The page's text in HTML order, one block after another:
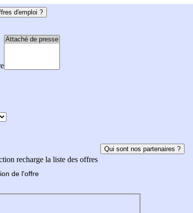
d'emploi ?
recharge la liste des offres
Qui sont nos partenaires ?
de l'offre